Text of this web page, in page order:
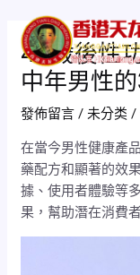
40歲後性
中年男性
發佈留言 / 未分类 /
在當今男性健康產
藥配方和顯著的效
據、使用者體驗等
果，幫助潛在消費
navigation